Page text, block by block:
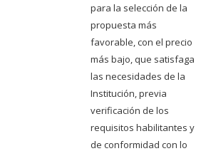
para la selección de la
propuesta más
favorable, con el precio
más bajo, que satisfaga
las necesidades de la
Institución, previa
verificación de los
requisitos habilitantes y
de conformidad con lo